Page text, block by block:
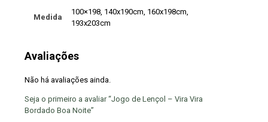
Medida
100×198, 140x190cm, 160x198cm,
193x203cm
Avaliações
Não há avaliações ainda.
Seja o primeiro a avaliar “Jogo de Lençol – Vira Vira
Bordado Boa Noite”